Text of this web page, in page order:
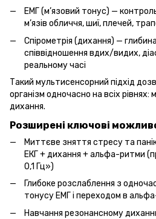
ЕМГ (м’язовий тонус) —
м’язів обличчя, шиї, плечей,
Спірометрія (дихання) —
співвідношення вдих/видих,
реальному часі
Такий мультисенсорний підхід
організм одночасно на всіх
дихання.
Розширені ключові
Миттєве зняття стресу та
ЕКГ + дихання + альфа-ритми
0,1 Гц»)
Глибоке розслаблення з
тонусу ЕМГ і переходом в
Навчання резонансному